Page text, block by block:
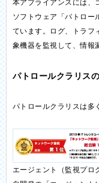
本アプライアンスには、
ソフトウェア「パトロー
ています。ログ、トラフ
象機器を監視して、情報
パトロールクラリス
パトロールクラリスは多
エージェント（監視プロ